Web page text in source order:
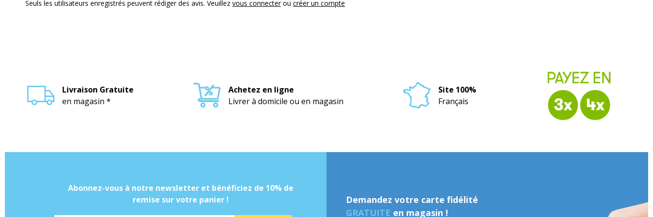
Seuls les utilisateurs enregistrés peuvent rédiger des avis. Veuillez vous connecterou créer un compte
Livraison Gratuite
en magasin *
Achetez en ligne
Livrer à domicile ou en magasin
Site 100%
Français
Abonnez-vous à notre newsletter et bénéficiez de 10% de
remise sur votre panier !
Demandez votre carte fidélité
GRATUITE en magasin !